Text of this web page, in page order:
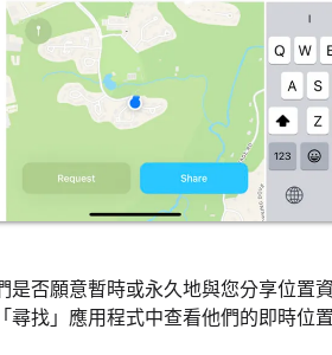
是否願意暫時或永久地與您分享位置
找」應用程式中查看他們的即時位